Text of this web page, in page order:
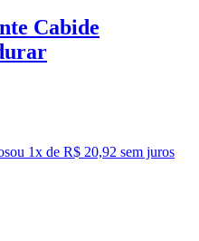
Cabide
ou 1x de R$ 20,92 sem juros